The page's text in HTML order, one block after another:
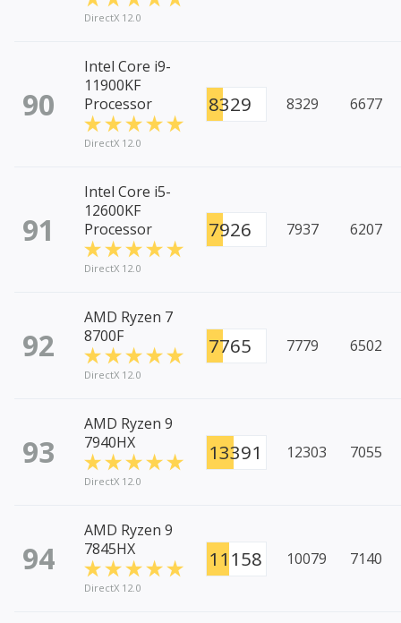
DirectX 12.0
90
Intel Core i9-
11900KF
Processor
DirectX 12.0
8329 8329 6677
91
Intel Core i5-
12600KF
Processor
DirectX 12.0
7926 7937 6207
92
AMD Ryzen 7
8700F
DirectX 12.0
7765 7779 6502
93
AMD Ryzen 9
7940HX
DirectX 12.0
13391 12303 7055
94
AMD Ryzen 9
7845HX
DirectX 12.0
11158 10079 7140